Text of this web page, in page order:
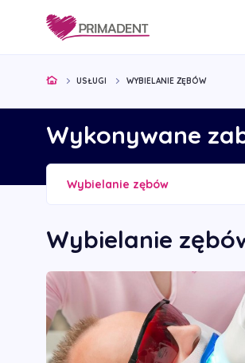
USŁUGI WYBIELANIE ZĘBÓW
Wykonywane
Wybielanie zębów
Wybielanie